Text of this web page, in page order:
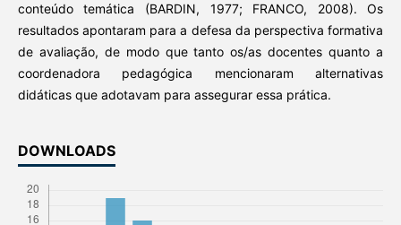
conteúdo temática (BARDIN, 1977; FRANCO, 2008). Os
resultados apontaram para a defesa da perspectiva formativa
de avaliação, de modo que tanto os/as docentes quanto a
coordenadora pedagógica mencionaram alternativas
didáticas que adotavam para assegurar essa prática.
DOWNLOADS